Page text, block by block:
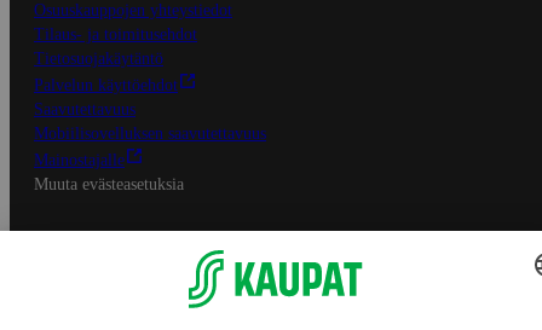
Osuuskauppojen yhteystiedot
Tilaus- ja toimitusehdot
Tietosuojakäytäntö
Palvelun käyttöehdot
Saavutettavuus
Mobiilisovelluksen saavutettavuus
Mainostajalle
Muuta evästeasetuksia
S-ryhmän palvelut